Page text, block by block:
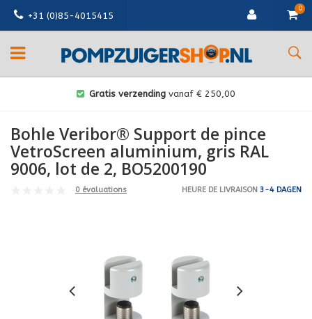
+31 (0)85-4015415
0
Gratis verzending vanaf € 250,00
Bohle Veribor® Support de pince
VetroScreen aluminium, gris RAL
9006, lot de 2, BO5200190
0 évaluations HEURE DE LIVRAISON 3-4 DAGEN